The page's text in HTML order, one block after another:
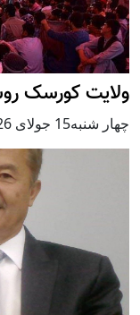
ولایت کورسک
چهار شنبه15 جولای 2026